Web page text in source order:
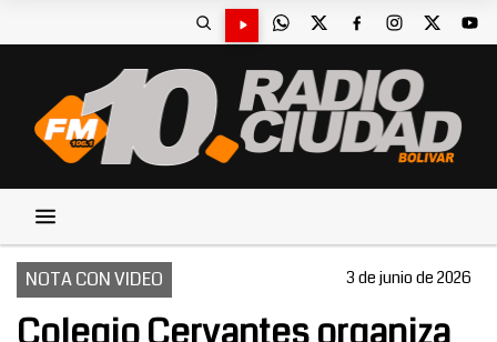
NOTA CON VIDEO 3 de junio de 2026